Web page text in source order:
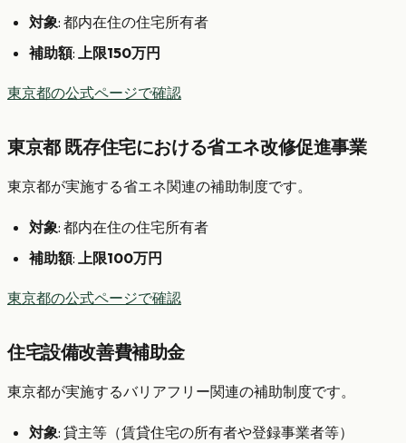
対象: 都内在住の住宅所有者
補助額: 上限150万円
東京都の公式ページで確認
東京都 既存住宅における省エネ改修促進事業
東京都が実施する省エネ関連の補助制度です。
対象: 都内在住の住宅所有者
補助額: 上限100万円
東京都の公式ページで確認
住宅設備改善費補助金
東京都が実施するバリアフリー関連の補助制度です。
対象: 貸主等（賃貸住宅の所有者や登録事業者等）